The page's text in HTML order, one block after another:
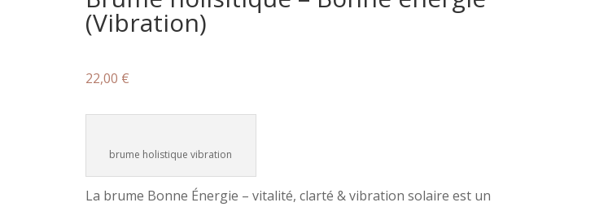
(Vibration)
22,00 €
brume holistique vibration
La brume Bonne Énergie – vitalité, clarté & vibration solaire est un